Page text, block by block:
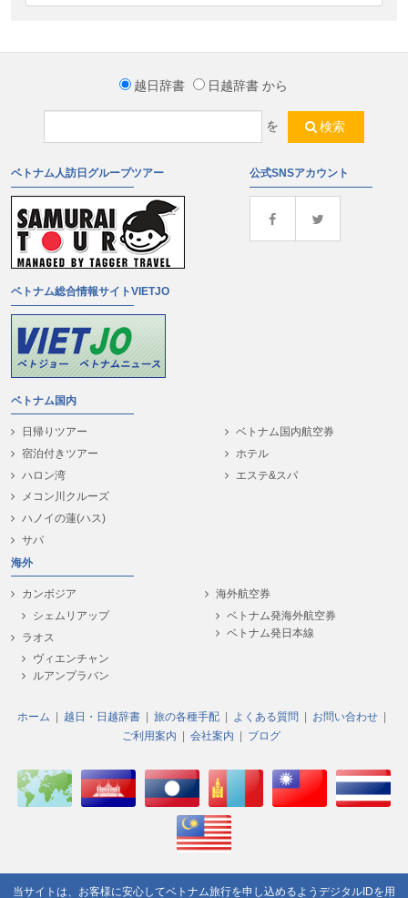
越日辞書 日越辞書 から
を 検索
ベトナム人訪日グループツアー 公式SNSアカウント
ベトナム総合情報サイトVIETJO
ベトナム国内
日帰りツアー
宿泊付きツアー
ハロン湾
メコン川クルーズ
ハノイの蓮(ハス)
サパ
ベトナム国内航空券
ホテル
エステ&スパ
海外
カンボジア
シェムリアップ
ラオス
ヴィエンチャン
ルアンプラバン
海外航空券
ベトナム発海外航空券
ベトナム発日本線
ホーム 越日・日越辞書 旅の各種手配 よくある質問
お問い合わせ
ご利用案内
会社案内 ブログ
当サイトは、お客様に安心してベトナム旅行を申し込めるよう デジタルIDを用